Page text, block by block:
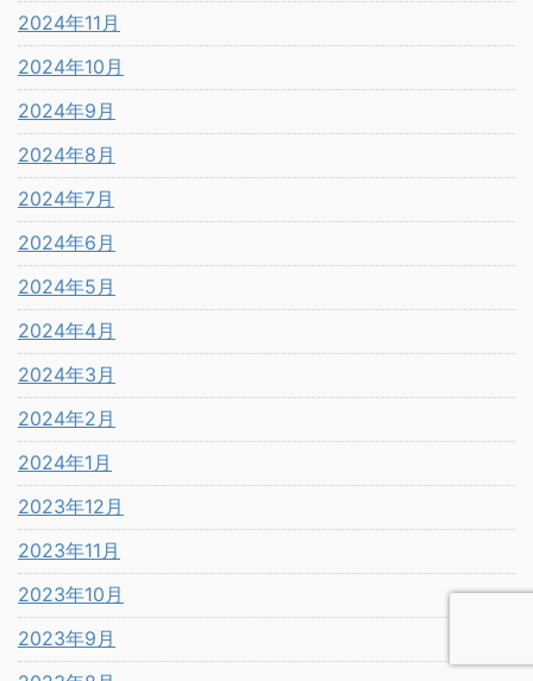
2024年11月
2024年10月
2024年9月
2024年8月
2024年7月
2024年6月
2024年5月
2024年4月
2024年3月
2024年2月
2024年1月
2023年12月
2023年11月
2023年10月
2023年9月